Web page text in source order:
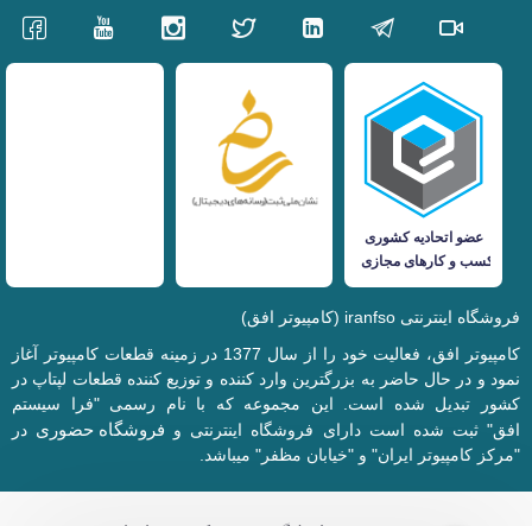
فروشگاه اینترنتی iranfso (کامپیوتر افق)
کامپیوتر افق، فعالیت خود را از سال 1377 در زمینه قطعات کامپیوتر آغاز
نمود و در حال حاضر به بزرگترین وارد کننده و توزیع کننده قطعات لپتاپ در
کشور تبدیل شده است. این مجموعه که با نام رسمی "فرا سیستم
افق" ثبت شده است دارای فروشگاه اینترنتی و فروشگاه حضوری در
"مرکز کامپیوتر ایران" و "خیابان مظفر" میباشد.